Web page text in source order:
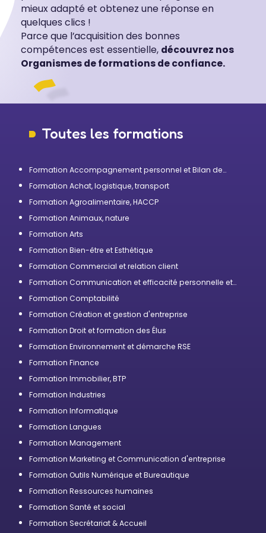
mieux adapté et obtenez une réponse en
quelques clics !
Parce que l’acquisition des bonnes
compétences est essentielle, découvrez nos
Organismes de formations de confiance.
Toutes les formations
Formation Accompagnement personnel et Bilan de
Formation Achat, logistique, transport
Formation Agroalimentaire, HACCP
Formation Animaux, nature
Formation Arts
Formation Bien-être et Esthétique
Formation Commercial et relation client
Formation Communication et efficacité personnelle et
Formation Comptabilité
Formation Création et gestion d'entreprise
Formation Droit et formation des Élus
Formation Environnement et démarche RSE
Formation Finance
Formation Immobilier, BTP
Formation Industries
Formation Informatique
Formation Langues
Formation Management
Formation Marketing et Communication d'entreprise
Formation Outils Numérique et Bureautique
Formation Ressources humaines
Formation Santé et social
Formation Secrétariat & Accueil